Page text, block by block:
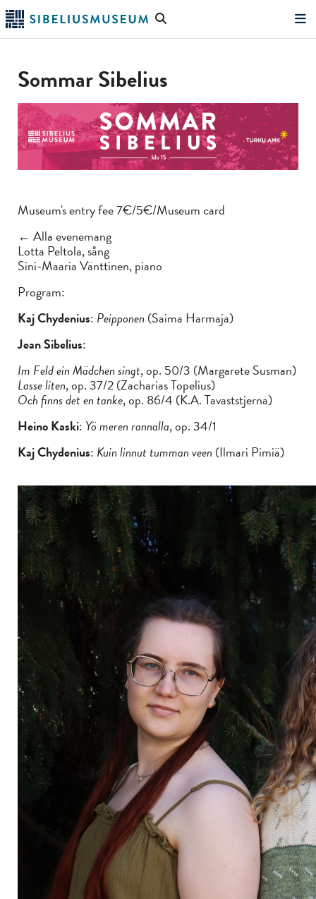
Hoppa
till
huvudinnehållet
Sök
Sommar Sibelius
Museum's entry fee 7€/5€/Museum card
← Alla evenemang
Lotta Peltola, sång
Sini-Maaria Vänttinen, piano
Program:
Kaj Chydenius: Peipponen (Saima Harmaja)
Jean Sibelius:
Im Feld ein Mädchen singt, op. 50/3 (Margarete Susman)
Lasse liten, op. 37/2 (Zacharias Topelius)
Och finns det en tanke, op. 86/4 (K.A. Tavaststjerna)
Heino Kaski: Yö meren rannalla, op. 34/1
Kaj Chydenius: Kuin linnut tumman veen (Ilmari Pimiä)